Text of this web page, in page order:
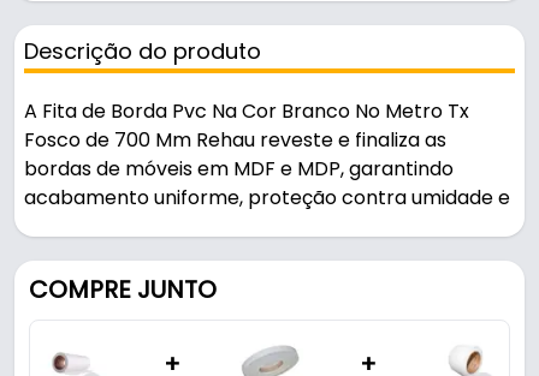
Descrição do produto
A Fita de Borda Pvc Na Cor Branco No Metro Tx
Fosco de 700 Mm Rehau reveste e finaliza as
bordas de móveis em MDF e MDP, garantindo
acabamento uniforme, proteção contra umidade e
Indicado para madeira / mdf / mdp.
Fabricada em PVC com acabamento tx, é
COMPRE JUNTO
+ +